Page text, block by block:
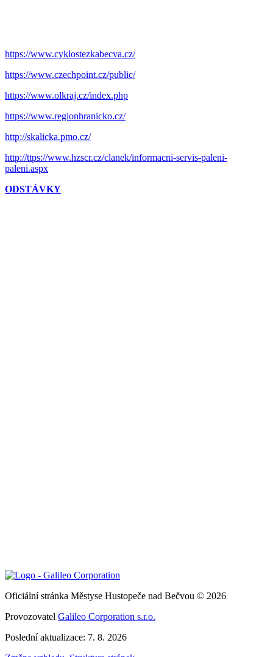
https://www.cyklostezkabecva.cz/
https://www.czechpoint.cz/public/
https://www.olkraj.cz/index.php
https://www.regionhranicko.cz/
http://skalicka.pmo.cz/
http://ttps://www.hzscr.cz/clanek/informacni-servis-paleni-
paleni.aspx
ODSTÁVKY
Oficiální stránka Městyse Hustopeče nad Bečvou © 2026
Provozovatel Galileo Corporation s.r.o.
Poslední aktualizace: 7. 8. 2026